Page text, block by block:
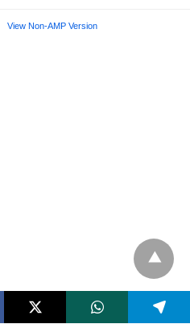
View Non-AMP Version